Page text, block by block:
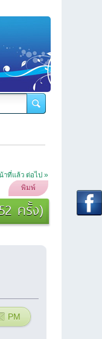
าที่แล้ว ต่อไป »
พิมพ์
ครั้ง)
PM